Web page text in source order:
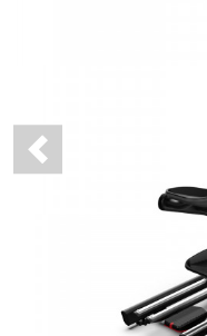
Previous